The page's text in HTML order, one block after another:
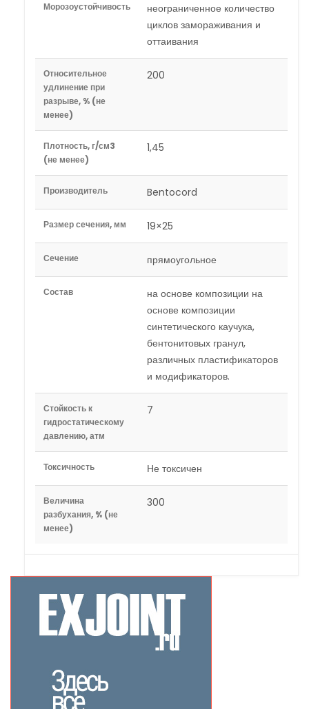
Морозоустойчивость
неограниченное количество
циклов замораживания и
оттаивания
Относительное
удлинение при
разрыве, % (не
менее)
200
Плотность, г/см3
(не менее)
1,45
Производитель Bentocord
Размер сечения, мм 19×25
Сечение прямоугольное
Состав
на основе композиции на
основе композиции
синтетического каучука,
бентонитовых гранул,
различных пластификаторов
и модификаторов.
Стойкость к
гидростатическому
давлению, атм
7
Токсичность Не токсичен
Величина
разбухания, % (не
менее)
300